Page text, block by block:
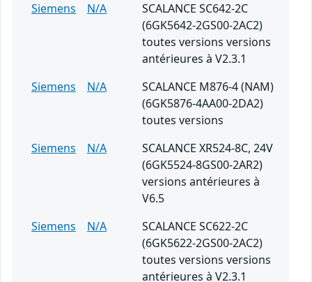
Siemens
N/A
SCALANCE SC642-2C
(6GK5642-2GS00-2AC2)
toutes versions versions
antérieures à V2.3.1
Siemens
N/A
SCALANCE M876-4 (NAM)
(6GK5876-4AA00-2DA2)
toutes versions
Siemens
N/A
SCALANCE XR524-8C, 24V
(6GK5524-8GS00-2AR2)
versions antérieures à
V6.5
Siemens
N/A
SCALANCE SC622-2C
(6GK5622-2GS00-2AC2)
toutes versions versions
antérieures à V2.3.1